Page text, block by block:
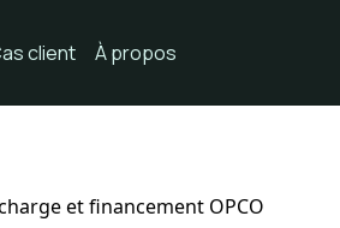
client À propos
et financement OPCO